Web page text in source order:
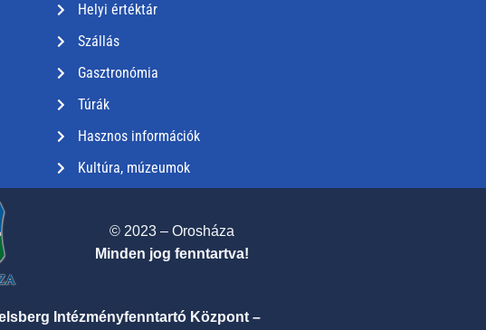
Helyi értéktár
Szállás
Gasztronómia
Túrák
Hasznos információk
Kultúra, múzeumok
© 2023 – Orosháza
Minden jog fenntartva!
Intézményfenntartó Központ –